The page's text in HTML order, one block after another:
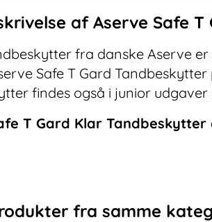
afAserve Safe
fra danske Aserve
Safe T Gard
findes også i junior udgaver
T Gard Klar Tandbeskytter
fra samme